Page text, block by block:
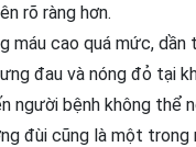
rõ ràng hơn.
máu cao quá mức,
đau và nóng đỏ tại
người bệnh không thể
đùi cũng là một trong